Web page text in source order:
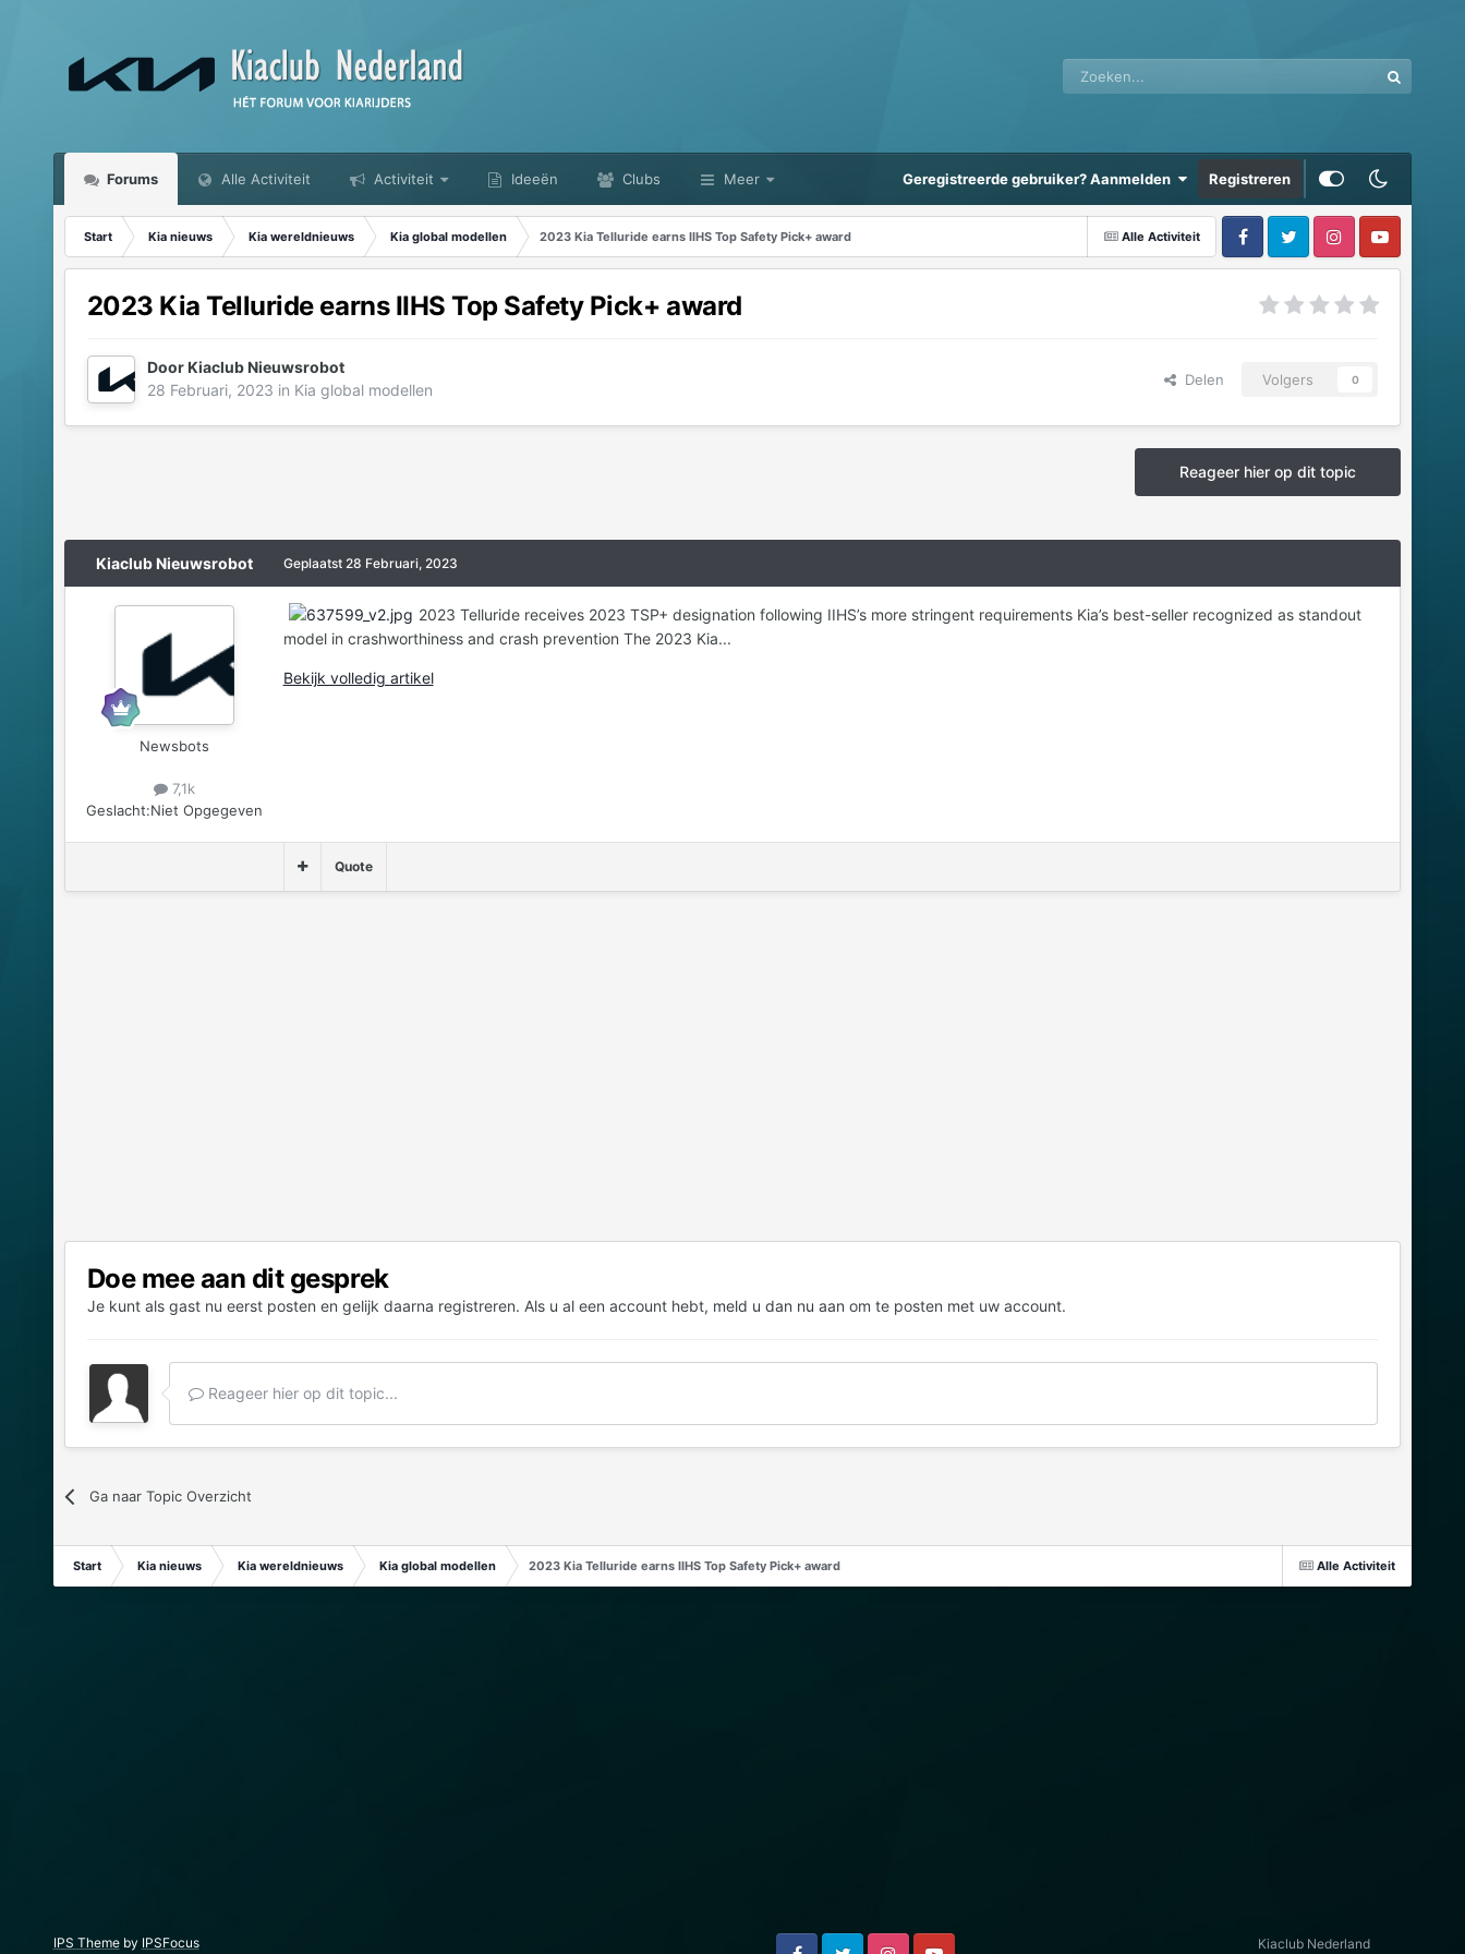
Forums Alle Activiteit Activiteit Ideeën Clubs Meer Geregistreerde gebruiker? Aanmelden Registreren
Alle Activiteit
Start Kia nieuws Kia wereldnieuws Kia global modellen 2023 Kia Telluride earns IIHS Top Safety Pick+ award
2023 Kia Telluride earns IIHS Top Safety Pick+ award
DoorKiaclub Nieuwsrobot
28 Februari, 2023 in Kia global modellen
Delen Volgers 0
Reageer hier op dit topic
Kiaclub Nieuwsrobot
Newsbots
7,1k
Geslacht:Niet Opgegeven
Geplaatst 28 Februari, 2023
2023 Telluride receives 2023 TSP+ designation following IIHS’s more stringent requirements Kia’s best-seller recognized as standout
model in crashworthiness and crash prevention The 2023 Kia...
Bekijk volledig artikel
Quote
Doe mee aan dit gesprek
Je kunt als gast nu eerst posten en gelijk daarna registreren. Als u al een account hebt, meld u dan nu aan om te posten met uw account.
Reageer hier op dit topic...
Ga naar Topic Overzicht
Alle Activiteit
Start Kia nieuws Kia wereldnieuws Kia global modellen 2023 Kia Telluride earns IIHS Top Safety Pick+ award
IPS Themeby IPSFocus Kiaclub Nederland